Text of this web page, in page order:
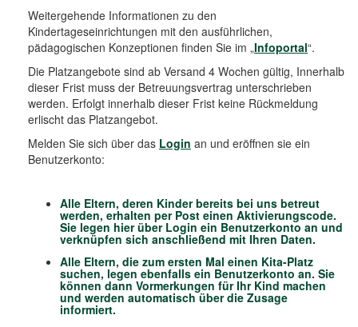
Weitergehende Informationen zu den
Kindertageseinrichtungen mit den ausführlichen,
pädagogischen Konzeptionen finden Sie im „Infoportal“.
Die Platzangebote sind ab Versand 4 Wochen gültig, Innerhalb
dieser Frist muss der Betreuungsvertrag unterschrieben
werden. Erfolgt innerhalb dieser Frist keine Rückmeldung
erlischt das Platzangebot.
Melden Sie sich über das Login an und eröffnen sie ein
Benutzerkonto:
Alle Eltern, deren Kinder bereits bei uns betreut
werden, erhalten per Post einen Aktivierungscode.
Sie legen hier über Login ein Benutzerkonto an und
verknüpfen sich anschließend mit Ihren Daten.
Alle Eltern, die zum ersten Mal einen Kita-Platz
suchen, legen ebenfalls ein Benutzerkonto an. Sie
können dann Vormerkungen für Ihr Kind machen
und werden automatisch über die Zusage
informiert.